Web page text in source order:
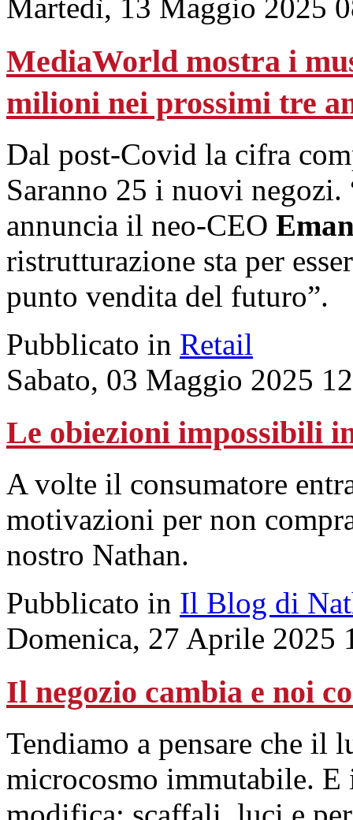
Martedì, 13 Maggio 2025
MediaWorld mostra i
milioni nei prossimi tre
Dal post-Covid la cifra
Saranno 25 i nuovi
annuncia il neo-CEO
ristrutturazione sta per
punto vendita del futuro”.
Pubblicato in Retail
Sabato, 03 Maggio 2025
Le obiezioni impossibili
A volte il consumatore
motivazioni per non
nostro Nathan.
Pubblicato in Il Blog di
Domenica, 27 Aprile 2025
Il negozio cambia e noi
Tendiamo a pensare che il
microcosmo immutabile.